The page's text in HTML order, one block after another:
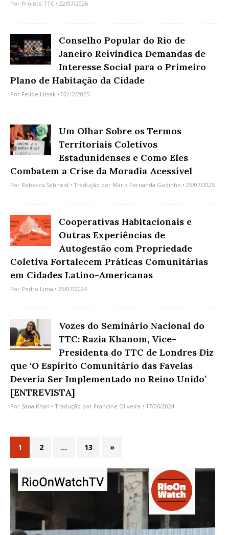
Por Projeto TTC • 22/07/2026
Conselho Popular do Rio de
Janeiro Reivindica Demandas de
Interesse Social para o Primeiro
Plano de Habitação da Cidade
Por Felipe Litsek • 02/12/2025
Um Olhar Sobre os Termos
Territoriais Coletivos
Estadunidenses e Como Eles
Combatem a Crise da Moradia Acessível
Por Rebecca Schneid • Tradução por Maria Fernanda Godinho • 26/07/2025
Cooperativas Habitacionais e
Outras Experiências de
Autogestão com Propriedade
Coletiva Fortalecem Práticas Comunitárias
em Cidades Latino-Americanas
Por Pedro Lima • 26/07/2024
Vozes do Seminário Nacional do
TTC: Razia Khanom, Vice-
Presidenta do TTC de Londres Diz
que ‘O Espírito Comunitário das Favelas
Deveria Ser Implementado no Reino Unido’
[ENTREVISTA]
Por Sana Khan • Tradução por Francine Oliveira • 17/06/2024
1 2 … 13 »